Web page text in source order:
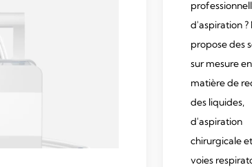
d'aspiration ?
propose des
sur mesure en
matière de
des liquides,
d'aspiration
chirurgicale
voies